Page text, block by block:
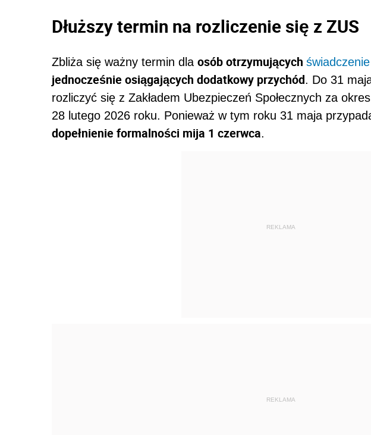
Dłuższy termin na rozliczenie się z ZUS
Zbliża się ważny termin dla osób otrzymujących
jednocześnie osiągających dodatkowy przychód. Do 31
rozliczyć się z Zakładem Ubezpieczeń Społecznych za
28 lutego 2026 roku. Ponieważ w tym roku 31 maja
dopełnienie formalności mija 1 czerwca.
REKLAMA
REKLAMA